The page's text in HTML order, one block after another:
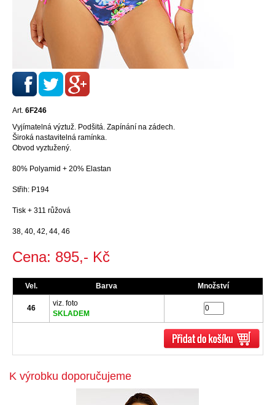
Art. 6F246
Vyjímatelná výztuž. Podšitá. Zapínání na zádech.
Široká nastavitelná ramínka.
Obvod vyztužený.
80% Polyamid + 20% Elastan
Střih: P194
Tisk + 311 růžová
38, 40, 42, 44, 46
Cena: 895,- Kč
Vel. Barva Množství
46
viz. foto
SKLADEM
K výrobku doporučujeme